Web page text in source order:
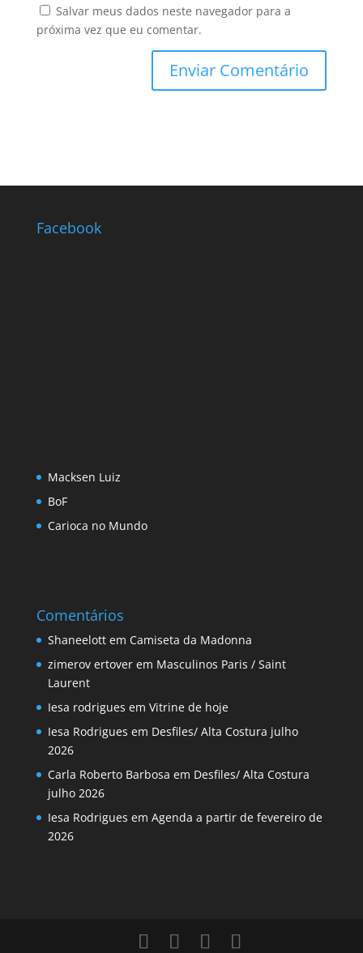
Salvar meus dados neste navegador para a
próxima vez que eu comentar.
Facebook
Macksen Luiz
BoF
Carioca no Mundo
Comentários
Shaneelottem Camiseta da Madonna
zimerov ertoverem Masculinos Paris / Saint
Laurent
Iesa rodrigues em Vitrine de hoje
Iesa Rodrigues em Desfiles/ Alta Costura julho
2026
Carla Roberto Barbosa em Desfiles/ Alta Costura
julho 2026
Iesa Rodrigues em Agenda a partir de fevereiro de
2026